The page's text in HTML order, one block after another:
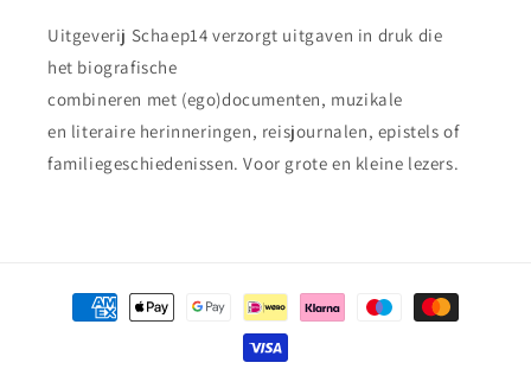
Uitgeverij Schaep14 verzorgt uitgaven in druk die
het biografische
combineren met (ego)documenten, muzikale
en literaire herinneringen, reisjournalen, epistels of
familiegeschiedenissen. Voor grote en kleine lezers.
Betaalmethoden